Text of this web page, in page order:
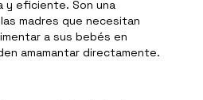
y eficiente. Son una
madres que necesitan
a sus bebés en
amamantar directamente.